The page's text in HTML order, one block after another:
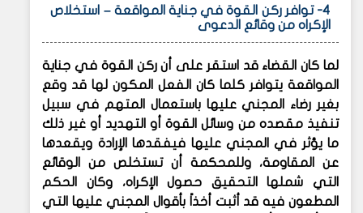
4- توافر ركن القوة في جناية المواقعة – استخلاص
الإكراه من وقائع الدعوى
لما كان القضاء قد استقر على أن ركن القوة في جناية
المواقعة يتوافر كلما كان الفعل المكون لها قد وقع
بغير رضاء المجني عليها باستعمال المتهم في سبيل
تنفيذ مقصده من وسائل القوة أو التهديد أو غير ذلك
ما يؤثر في المجني عليها فيفقدها الإرادة ويقعدها
عن المقاومة، وللمحكمة أن تستخلص من الوقائع
التي شملها التحقيق حصول الإكراه، وكان الحكم
المطعون فيه قد أثبت أخذاً بأقوال المجني عليها التي